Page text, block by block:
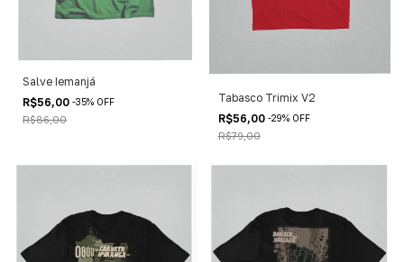
Salve Iemanjá
R$56,00 -35% OFF
R$86,00
Tabasco Trimix V2
R$56,00 -29% OFF
R$79,00